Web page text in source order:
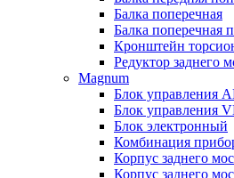
Балка поперечная
Балка поперечная
Кронштейн
Редуктор заднего
Magnum
Блок управления
Блок управления
Блок электронный
Комбинация
Корпус заднего
Корпус заднего